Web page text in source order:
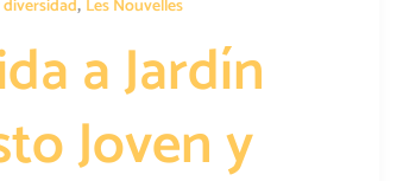
Les Nouvelles
a Jardín
Joven y